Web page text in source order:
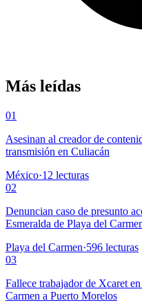
Más leídas
01
Asesinan al creador de
transmisión en Culiacán
México·12 lecturas
02
Denuncian caso de presunto
Esmeralda de Playa del
Playa del Carmen·596 lecturas
03
Fallece trabajador de Xcaret
Carmen a Puerto Morelos